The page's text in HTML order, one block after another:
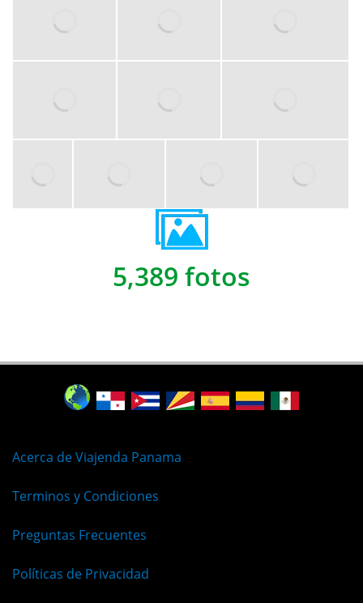
5,389 fotos
Acerca de Viajenda Panama
Terminos y Condiciones
Preguntas Frecuentes
Políticas de Privacidad